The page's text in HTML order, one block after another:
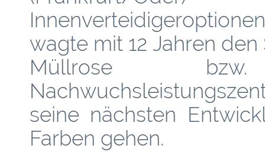
wagte mit 12 Jahren
Müllrose
seine nächsten
Farben gehen.